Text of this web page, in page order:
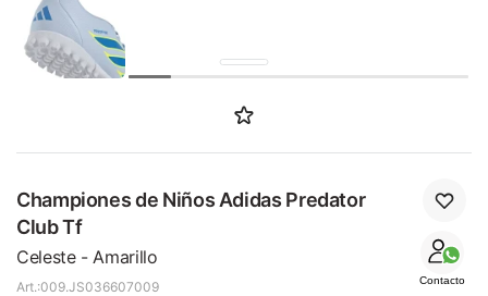
Championes de Niños Adidas Predator
Club Tf
Celeste - Amarillo
Contacto
009.JS036607009